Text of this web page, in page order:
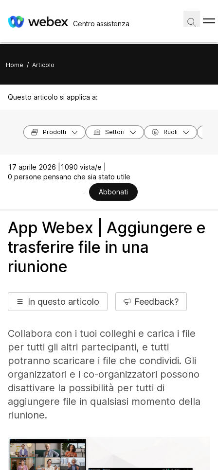
Centro assistenza
Home / Articolo
Questo articolo si applica a:
Prodotti Settori Ruoli
17 aprile 2026 |
1090 vista/e |
0 persone pensano che sia stato utile
Abbonati
App Webex | Aggiungere e
trasferire file in una
riunione
In questo articolo Feedback?
Collabora con i tuoi colleghi e carica i file
per tutti gli altri partecipanti, e tutti
potranno scaricare i file che condividi. Gli
organizzatori e i co-organizzatori possono
disattivare la possibilità per tutti di
aggiungere file in qualsiasi momento della
riunione.